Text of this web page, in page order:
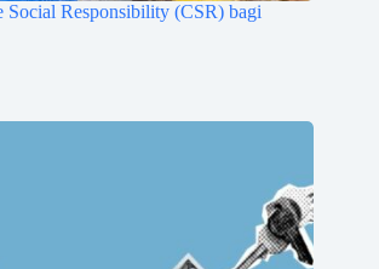
Social Responsibility (CSR) bagi